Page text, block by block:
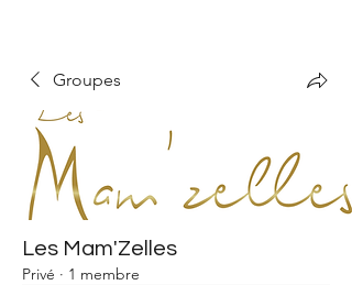
Groupes
Les Mam'Zelles
Privé · 1 membre